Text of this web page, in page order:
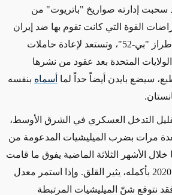
إدارته صواريخ "باتريوت" من
القوة التي كانت تقوم بها ضد إيران
"بي-52"،
وتستعد لإعادة حاملات
المتحدة بعد عقود من نشرها
سيضع بايدن أيضاً حداً لما أسماه بنفسه
التدخل العسكري في الشرق الأوسط،
مرات بضرب الميليشيات المدعومة من
الأشهر الثلاثة الماضية يفوق ما قامت
، يثير القلق. وإذا
استمر معدل
نتوقع شنّ الميليشيات المرتبطة